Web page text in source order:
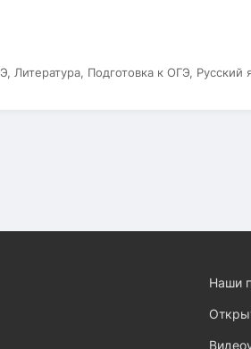
Литература, Подготовка к ОГЭ, Русский
Наши